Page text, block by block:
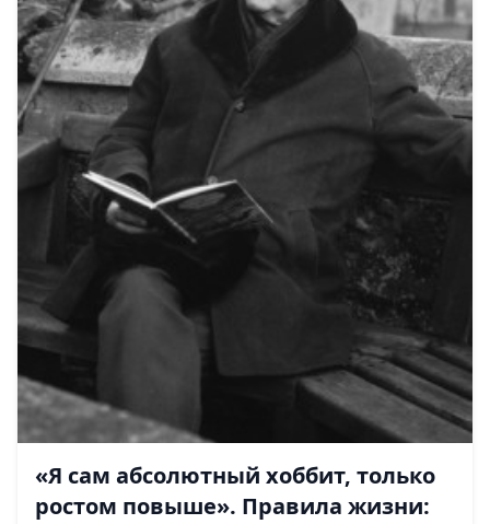
«Я сам абсолютный хоббит, только
ростом повыше». Правила жизни: